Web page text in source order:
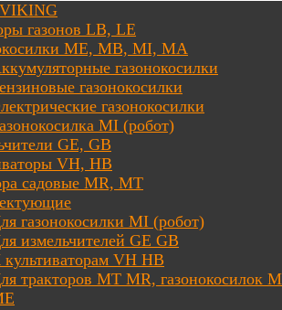
газонов LB, LE
ME, MB, MI, MA
газонокосилки
газонокосилки
газонокосилки
MI (робот)
GE, GB
VH, HB
садовые MR, MT
газонокосилки MI (робот)
измельчителей GE GB
VH HB
тракторов МТ MR, газонокосилок